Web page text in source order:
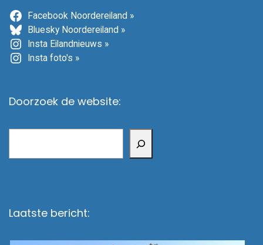
Facebook Noordereiland »
Bluesky Noordereiland »
Insta Eilandnieuws »
Insta foto's »
Doorzoek de website:
Laatste bericht: